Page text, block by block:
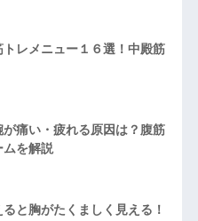
レメニュー１６選！中殿筋
痛い・疲れる原因は？腹筋
ムを解説
と胸がたくましく見える！